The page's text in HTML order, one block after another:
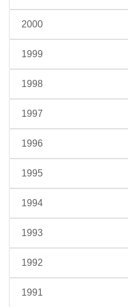
2000
1999
1998
1997
1996
1995
1994
1993
1992
1991